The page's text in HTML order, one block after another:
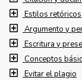
Estilos retóricos
Argumento y
Escritura y
Conceptos
Evitar el plagio